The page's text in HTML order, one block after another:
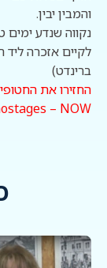
והמבין יבין.
לקיים אזכרה ליד
ברינדט)
החזירו את
– NOW